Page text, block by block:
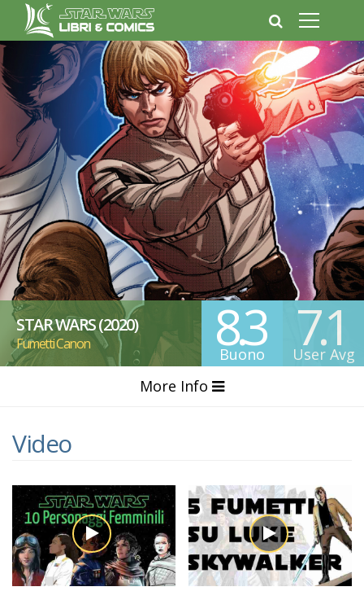
STAR WARS (2020)
Fumetti Canon 8.3
Buono 7.1
User Avg
More Info
Video